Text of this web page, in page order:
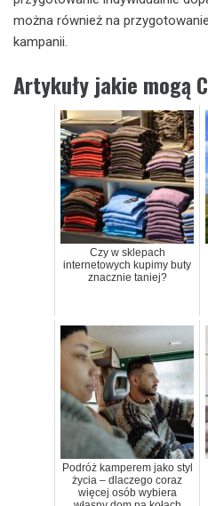
można również na
kampanii.
Artykuły jakie mogą
Czy w sklepach
internetowych kupimy buty
znacznie taniej?
Podróż kamperem jako styl
życia – dlaczego coraz
więcej osób wybiera